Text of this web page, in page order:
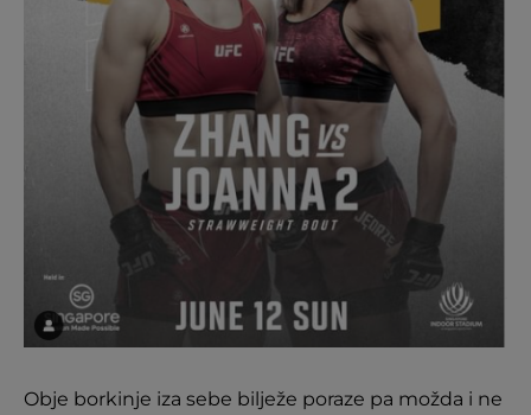
Obje borkinje iza sebe bilježe poraze pa možda i ne